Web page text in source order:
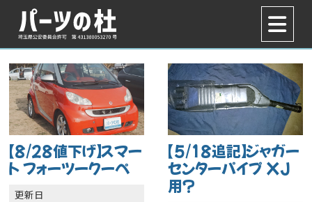
【8/28値下げ】スマー
ト フォーツークーペ
更新日
【5/18追記】ジャガー
センターパイプ XJ
用？